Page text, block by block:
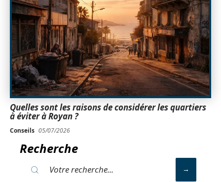
Quelles sont les raisons de considérer les quartiers
à éviter à Royan ?
Conseils 05/07/2026
Recherche